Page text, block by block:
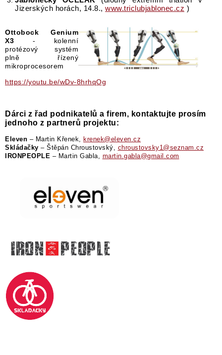
Jizerských horách, 14.8., www.triclubjablonec.cz )
Ottobock Genium
X3 - kolenní
protézový systém
plně řízený
mikroprocesorem
https://youtu.be/wDv-8hrhqOg
Dárci z řad podnikatelů a firem, kontaktujte prosím
jednoho z partnerů projektu:
Eleven – Martin Křenek,
krenek@eleven.cz
Skládačky – Štěpán Chroustovský, chroustovsky1@seznam.cz
IRONPEOPLE – Martin Gabla, martin.gabla@gmail.com